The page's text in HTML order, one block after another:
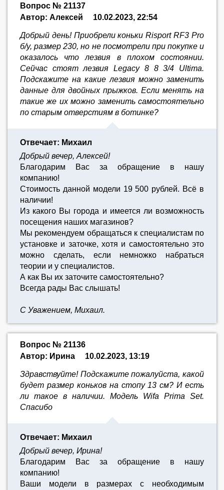
Вопрос № 21137
Автор: Алексей
10.02.2023, 22:54
Добрый день! Приобрели коньки Risport RF3 Prо
б/у, размер 230, но не посмотрели при покупке и
оказалось что лезвия в плохом состоянии.
Сейчас стоят лезвия Legacy 8 8 3/4 Ultima.
Подскажите на какие лезвия можно заменить
данные для двойных прыжков. Если менять на
такие же их можно заменить самостоятельно
по старым отверстиям в ботинке?
Отвечает: Михаил
Добрый вечер, Алексей!
Благодарим Вас за обращение в нашу
компанию!
Стоимость данной модели 19 500 рублей. Всё в
наличии!
Из какого Вы города и имеется ли возможность
посещения наших магазинов?
Мы рекомендуем обращаться к специалистам по
установке и заточке, хотя и самостоятельно это
можно сделать, если немножко набраться
теории и у специалистов.
А как Вы их заточите самостоятельно?
Всегда рады Вас слышать!
С Уважением, Михаил.
Вопрос № 21136
Автор: Ирина
10.02.2023, 13:19
Здравствуйте! Подскажите пожалуйста, какой
будет размер коньков на стопу 13 см? И есть
ли такое в наличии. Модель Wifa Prima Set.
Спасибо
Отвечает: Михаил
Добрый вечер, Ирина!
Благодарим Вас за обращение в нашу
компанию!
Ваши модели в размерах с необходимым